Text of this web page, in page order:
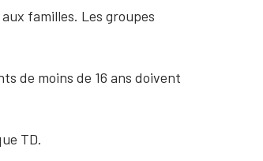
familles. Les groupes
de moins de 16 ans doivent
TD.